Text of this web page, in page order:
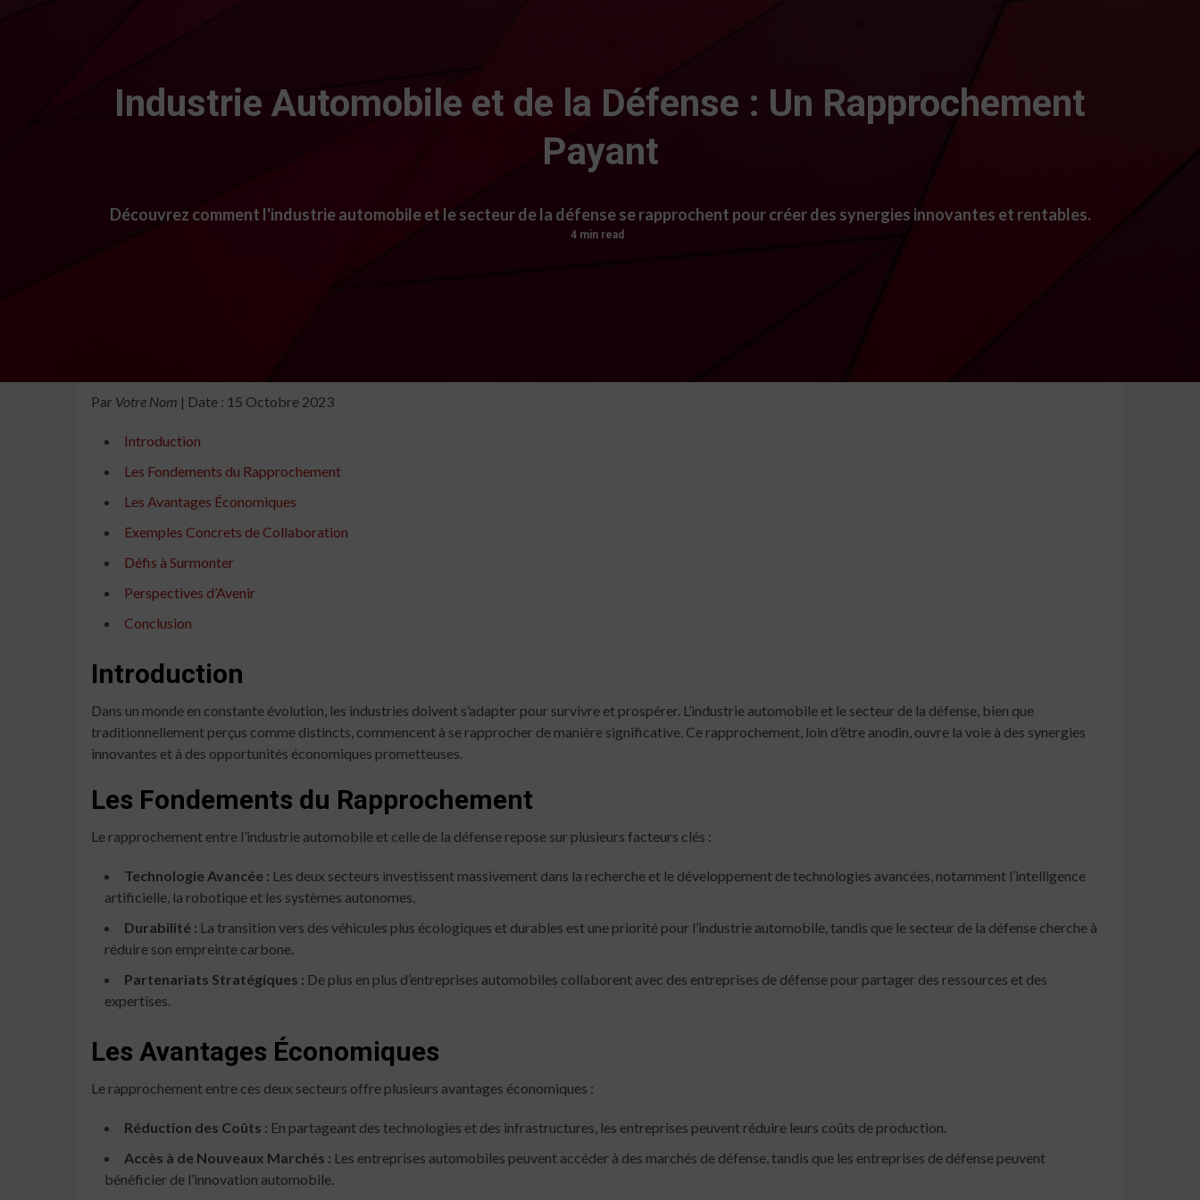
Industrie Automobile et de la Défense : Un Rapprochement
Payant
Découvrez comment l'industrie automobile et le secteur de la défense se rapprochent pour créer des synergies innovantes et rentables.
4 min read
Par Votre Nom | Date : 15 Octobre 2023
Introduction
Les Fondements du Rapprochement
Les Avantages Économiques
Exemples Concrets de Collaboration
Défis à Surmonter
Perspectives d’Avenir
Conclusion
Introduction
Dans un monde en constante évolution, les industries doivent s’adapter pour survivre et prospérer. L’industrie automobile et le secteur de la défense, bien que
traditionnellement perçus comme distincts, commencent à se rapprocher de manière significative. Ce rapprochement, loin d’être anodin, ouvre la voie à des synergies
innovantes et à des opportunités économiques prometteuses.
Les Fondements du Rapprochement
Le rapprochement entre l’industrie automobile et celle de la défense repose sur plusieurs facteurs clés :
Technologie Avancée : Les deux secteurs investissent massivement dans la recherche et le développement de technologies avancées, notamment l’intelligence
artificielle, la robotique et les systèmes autonomes.
Durabilité : La transition vers des véhicules plus écologiques et durables est une priorité pour l’industrie automobile, tandis que le secteur de la défense cherche à
réduire son empreinte carbone.
Partenariats Stratégiques : De plus en plus d’entreprises automobiles collaborent avec des entreprises de défense pour partager des ressources et des
expertises.
Les Avantages Économiques
Le rapprochement entre ces deux secteurs offre plusieurs avantages économiques :
Réduction des Coûts : En partageant des technologies et des infrastructures, les entreprises peuvent réduire leurs coûts de production.
Accès à de Nouveaux Marchés : Les entreprises automobiles peuvent accéder à des marchés de défense, tandis que les entreprises de défense peuvent
bénéficier de l’innovation automobile.